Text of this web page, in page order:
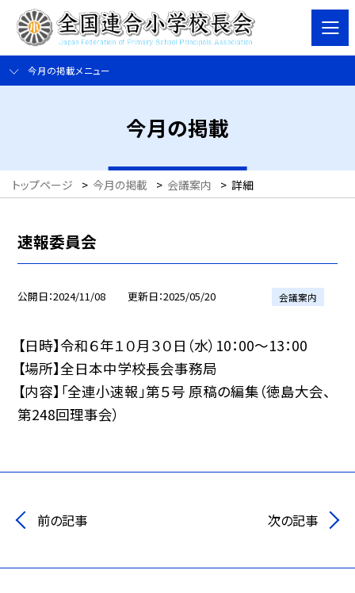
今月の掲載メニュー
今月の掲載
トップページ > 今月の掲載 > 会議案内 > 詳細
速報委員会
公開日 2024/11/08 更新日 2025/05/20 会議案内
【日時】令和６年１０月３０日（水）10：00〜13：00
【場所】全日本中学校長会事務局
【内容】「全連小速報」第５号 原稿の編集（徳島大会、
第248回理事会）
前の記事 次の記事